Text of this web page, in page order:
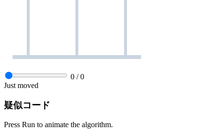
0 /0
Just moved
疑似コード
Press Run to animate the algorithm.